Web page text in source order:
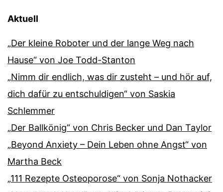
Aktuell
„Der kleine Roboter und der lange Weg nach
Hause“ von Joe Todd-Stanton
„Nimm dir endlich, was dir zusteht – und hör auf,
dich dafür zu entschuldigen“ von Saskia
Schlemmer
„Der Ballkönig“ von Chris Becker und Dan Taylor
„Beyond Anxiety – Dein Leben ohne Angst“ von
Martha Beck
„111 Rezepte Osteoporose“ von Sonja Nothacker